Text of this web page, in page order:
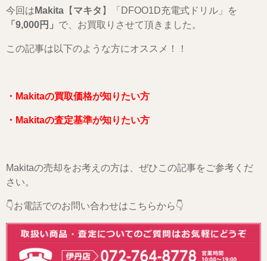
今回は Makita 【 マキタ 】「DFOO1D充電式ドリル」を
「9,000円」 で、お買取りさせて頂きました。
この記事は以下のような方にオススメ！！
・Makitaの買取価格が知りたい方
・Makitaの査定基準が知りたい方
Makitaの売却をお考えの方は、ぜひこの記事をご参考くだ
さい。
👇お電話でのお問い合わせはこちらから👇